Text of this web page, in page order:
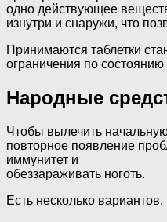
одно действующее
изнутри и снаружи, что
Принимаются таблетки
ограничения по
Народные
Чтобы вылечить
повторное появление
иммунитет и
обеззараживать ноготь.
Есть несколько